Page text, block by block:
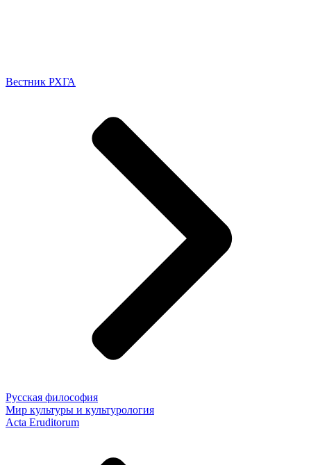
Вестник РХГА
Русская философия
Мир культуры и культурология
Acta Eruditorum